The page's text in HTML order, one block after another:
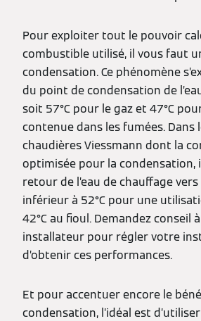
Pour exploiter tout le pouvoir
combustible utilisé, il vous faut
condensation. Ce phénomène
du point de condensation de
soit 57°C pour le gaz et 47°C
contenue dans les fumées. Dans
chaudières Viessmann dont la
optimisée pour la condensation,
retour de l’eau de chauffage
inférieur à 52°C pour une
42°C au fioul. Demandez conseil
installateur pour régler votre
d’obtenir ces performances.
Et pour accentuer encore le
condensation, l’idéal est